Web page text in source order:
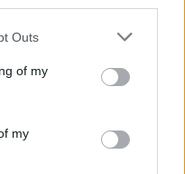
Outs
of my
my
έκθεση για την
ανοίγει τις πύλες
από τις 26 έως
συνεργάζεται με